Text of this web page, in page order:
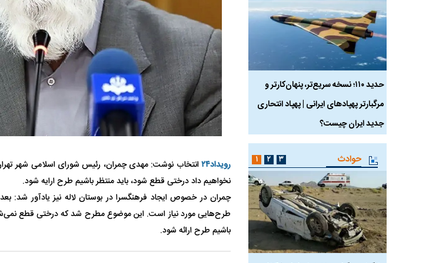
رویداد۲۴
انتخاب نوشت: مهدی چمران، رئیس شورای اسلامی شهر
نخواهیم داد درختی قطع شود، باید منتظر باشیم طرح ارایه شود.
چمران در خصوص ایجاد فرهنگسرا در بوستان لاله نیز یادآور
طرح‌هایی مورد نیاز است. این موضوع مطرح شد که درختی قطع
باشیم طرح ارائه شود.
حدید ۱۱۰؛ نسخه سریع‌تر، پنهان‌کارتر و
مرگبارتر پهپادهای ایرانی | پهپاد انتحاری
جدید ایران چیست؟
هواپیمای مرموز E-11A BACN چیست؟
فضاپیمای «استارشیپ»
چیست؟
حوادث ۱ ۲ ۳